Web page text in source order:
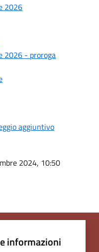
2026
2026 - proroga
aggiuntivo
2024, 10:50
informazioni